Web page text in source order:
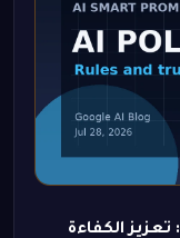
تحديثات جوهرية في وكلاء Gemini API: تعزيز الكفاءة